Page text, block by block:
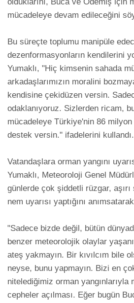
mücadeleye devam edileceğini
Bu süreçte toplumu manipüle
dezenformasyonların kendilerini
Yumaklı, "Hiç kimsenin sahada
arkadaşlarımızın moralini
kendisine çekidüzen versin.
odaklanıyoruz. Sizlerden ricam,
mücadeleye Türkiye'nin 86 milyon
destek versin." ifadelerini kullandı.
Vatandaşlara orman yangını
Yumaklı, Meteoroloji Genel
günlerde çok şiddetli rüzgar, aşırı
nem uyarısı yaptığını
"Sadece bizde değil, bütün
benzer meteorolojik olaylar
ateş yakmayın. Bir kıvılcım bile
neyse, bunu yapmayın. Bizi en
nitelediğimiz orman yangınlarıyla
cepheler açılması. Eğer bugün